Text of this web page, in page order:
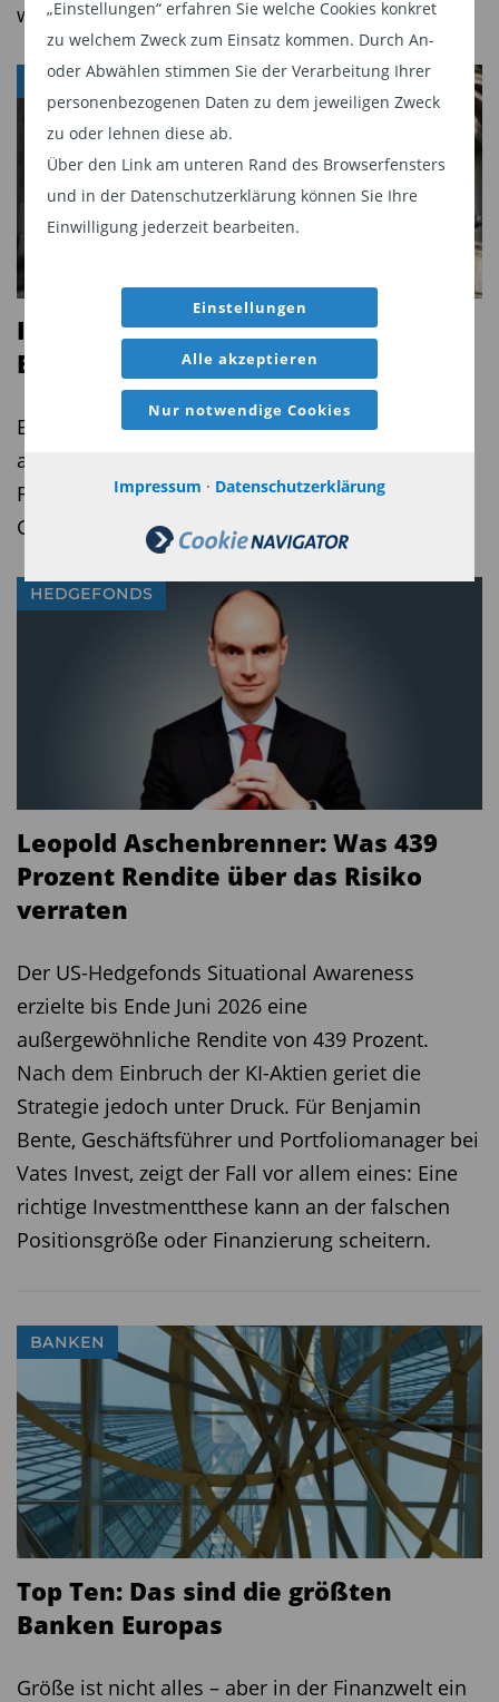
„Einstellungen“ erfahren Sie welche Cookies konkret
zu welchem Zweck zum Einsatz kommen. Durch An-
oder Abwählen stimmen Sie der Verarbeitung Ihrer
personenbezogenen Daten zu dem jeweiligen Zweck
zu oder lehnen diese ab.
Über den Link am unteren Rand des Browserfensters
und in der Datenschutzerklärung können Sie Ihre
Einwilligung jederzeit bearbeiten.
Einstellungen
Alle akzeptieren
Nur notwendige Cookies
Impressum · Datenschutzerklärung
wird
FONDS
Ich empfehle den iShares STOXX
Europe Small 200 UCITS ETF (DE)
Europas Nebenwerte: Bewertungsabschlag trifft
auf Höchststände, von Philip Morgen, CERTIFIED
FINANCIAL PLANNER® (CFP) der Morgen Invest
GmbH aus Oberursel.
HEDGEFONDS
Leopold Aschenbrenner: Was 439
Prozent Rendite über das Risiko
verraten
Der US-Hedgefonds Situational Awareness
erzielte bis Ende Juni 2026 eine
außergewöhnliche Rendite von 439 Prozent.
Nach dem Einbruch der KI-Aktien geriet die
Strategie jedoch unter Druck. Für Benjamin
Bente, Geschäftsführer und Portfoliomanager bei
Vates Invest, zeigt der Fall vor allem eines: Eine
richtige Investmentthese kann an der falschen
Positionsgröße oder Finanzierung scheitern.
BANKEN
Top Ten: Das sind die größten
Banken Europas
Größe ist nicht alles – aber in der Finanzwelt ein